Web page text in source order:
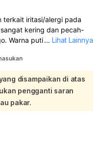
terkait iritasi/alergi pada
kering dan pecah-
Warna putih di luar bibir
langsung supaya jelas:
bibir yang dicurigai
berpewangi/berasa.
sesering
muka, sebelum tidur,
... Lihat Lainnya
disampaikan di atas
pengganti saran
pakar.